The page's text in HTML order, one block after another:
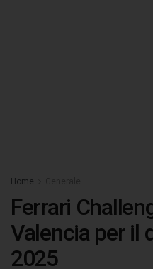
Home
Ferrari
Valencia per il
2025